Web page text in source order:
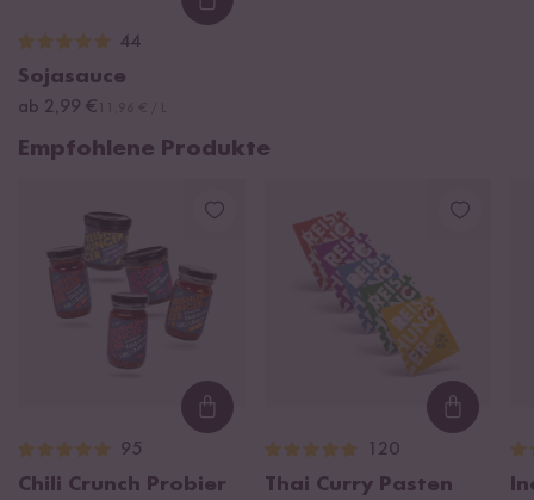
Loading...
44
Sojasauce
ab 2,99 €
Empfohlene Produkte
Loading...
95
Chili Crunch Probier
120
Thai Curry Pasten